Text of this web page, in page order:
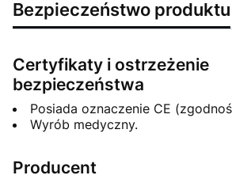
Bezpieczeństwo produktu
Certyfikaty i ostrzeżenie
bezpieczeństwa
Posiada oznaczenie CE
Wyrób medyczny.
Producent